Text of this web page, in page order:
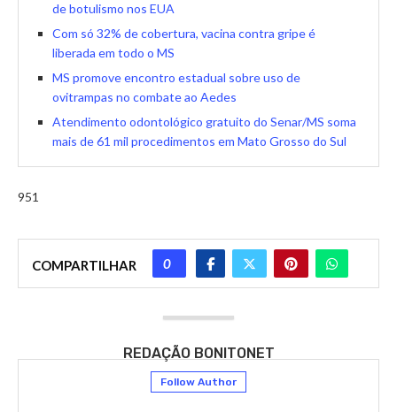
de botulismo nos EUA
Com só 32% de cobertura, vacina contra gripe é
liberada em todo o MS
MS promove encontro estadual sobre uso de
ovitrampas no combate ao Aedes
Atendimento odontológico gratuito do Senar/MS soma
mais de 61 mil procedimentos em Mato Grosso do Sul
951
COMPARTILHAR 0
REDAÇÃO BONITONET
Follow Author